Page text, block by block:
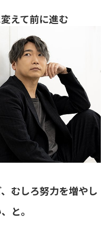
えて前に進む
、むしろ努力を増やし
と。